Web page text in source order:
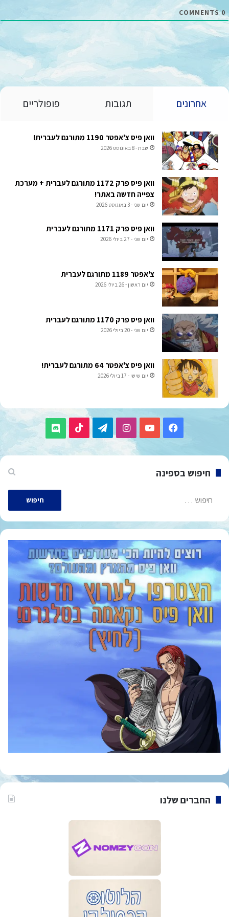
0
COMMENTS
אחרונים תגובות פופולריים
וואן פיס צ'אפטר 1190 מתורגם לעברית!
שבת - 8 באוגוסט 2026
וואן פיס פרק 1172 מתורגם לעברית + מערכת
צפייה חדשה באתר!
יום שני - 3 באוגוסט 2026
וואן פיס פרק 1171 מתורגם לעברית
יום שני - 27 ביולי 2026
צ'אפטר 1189 מתורגם לעברית
יום ראשון - 26 ביולי 2026
וואן פיס פרק 1170 מתורגם לעברית
יום שני - 20 ביולי 2026
וואן פיס צ'אפטר 64 מתורגם לעברית!
יום שישי - 17 ביולי 2026
Facebook
YouTube
Instagram
Telegram
TikTok
Discord
חיפוש בספינה
חיפוש:
החברים שלנו